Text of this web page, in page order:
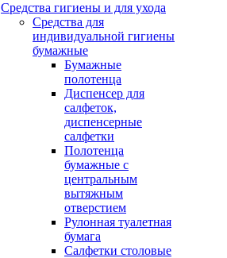
Средства гигиены и для ухода
Средства для
индивидуальной гигиены
бумажные
Бумажные
полотенца
Диспенсер для
салфеток,
диспенсерные
салфетки
Полотенца
бумажные с
центральным
вытяжным
отверстием
Рулонная туалетная
бумага
Салфетки столовые